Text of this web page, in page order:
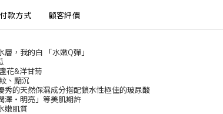
款方式 顧客評價
，我的白 「水嫩Q彈」
花&洋甘菊
、黯沉
秀的天然保濕成分搭配鎖水性極佳的玻尿酸
澤‧明亮」等美肌期許
嫩肌質